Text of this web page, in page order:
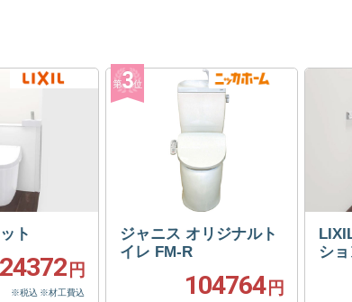
ト
円
※税込 ※材工費込
ジャニス オリジナルト
イレ FM-R
104764 円
ショ